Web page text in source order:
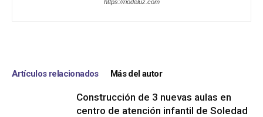
https://riodeluz.com
Artículos relacionados Más del autor
Construcción de 3 nuevas aulas en
centro de atención infantil de Soledad